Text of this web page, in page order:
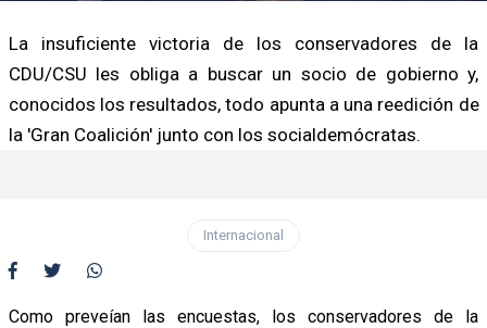
La insuficiente victoria de los conservadores de la
CDU/CSU les obliga a buscar un socio de gobierno y,
conocidos los resultados, todo apunta a una reedición de
la 'Gran Coalición' junto con los socialdemócratas.
Internacional
Como preveían las encuestas, los conservadores de la